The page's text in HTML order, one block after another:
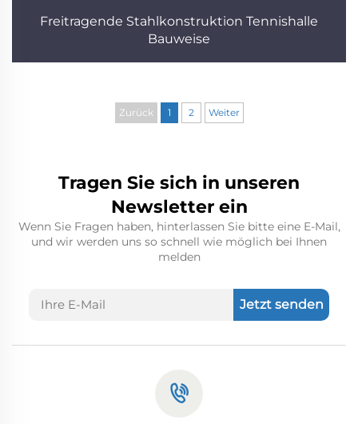
Freitragende Stahlkonstruktion Tennishalle
Bauweise
Zurück 1 2 Weiter
Tragen Sie sich in unseren
Newsletter ein
Wenn Sie Fragen haben, hinterlassen Sie bitte eine E-Mail,
und wir werden uns so schnell wie möglich bei Ihnen
melden
Jetzt senden